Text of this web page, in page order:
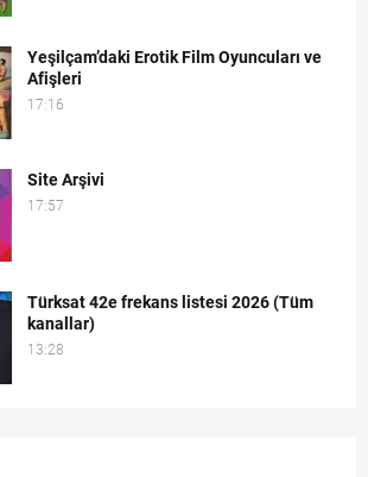
Yeşilçam’daki Erotik Film Oyuncuları ve
Afişleri
17:16
Site Arşivi
17:57
Türksat 42e frekans listesi 2026 (Tüm
kanallar)
13:28